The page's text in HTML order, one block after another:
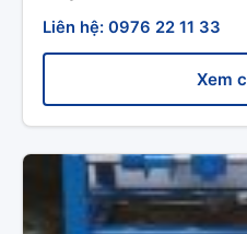
Liên hệ: 0976 22 11 33
Xem